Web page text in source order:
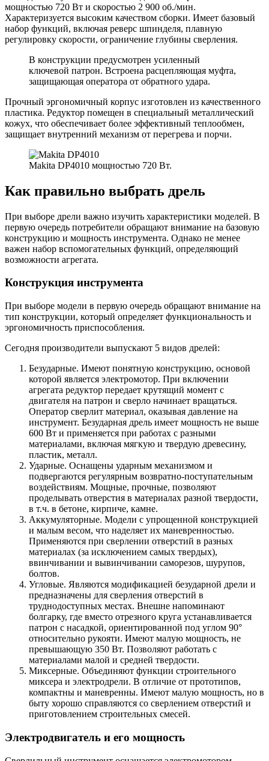
мощностью 720 Вт и скоростью 2 900 об./мин.
Характеризуется высоким качеством сборки. Имеет базовый
набор функций, включая реверс шпинделя, плавную
регулировку скорости, ограничение глубины сверления.
В конструкции предусмотрен усиленный
ключевой патрон. Встроена расцепляющая муфта,
защищающая оператора от обратного удара.
Прочный эргономичный корпус изготовлен из качественного
пластика. Редуктор помещен в специальный металлический
кожух, что обеспечивает более эффективный теплообмен,
защищает внутренний механизм от перегрева и порчи.
Makita DP4010 мощностью 720 Вт.
Как правильно выбрать дрель
При выборе дрели важно изучить характеристики моделей. В
первую очередь потребители обращают внимание на базовую
конструкцию и мощность инструмента. Однако не менее
важен набор вспомогательных функций, определяющий
возможности агрегата.
Конструкция инструмента
При выборе модели в первую очередь обращают внимание на
тип конструкции, который определяет функциональность и
эргономичность приспособления.
Сегодня производители выпускают 5 видов дрелей:
Безударные. Имеют понятную конструкцию, основой
которой является электромотор. При включении
агрегата редуктор передает крутящий момент с
двигателя на патрон и сверло начинает вращаться.
Оператор сверлит материал, оказывая давление на
инструмент. Безударная дрель имеет мощность не выше
600 Вт и применяется при работах с разными
материалами, включая мягкую и твердую древесину,
пластик, металл.
Ударные. Оснащены ударным механизмом и
подвергаются регулярным возвратно-поступательным
воздействиям. Мощные, прочные, позволяют
проделывать отверстия в материалах разной твердости,
в т.ч. в бетоне, кирпиче, камне.
Аккумуляторные. Модели с упрощенной конструкцией
и малым весом, что наделяет их маневренностью.
Применяются при сверлении отверстий в разных
материалах (за исключением самых твердых),
ввинчивании и вывинчивании саморезов, шурупов,
болтов.
Угловые. Являются модификацией безударной дрели и
предназначены для сверления отверстий в
труднодоступных местах. Внешне напоминают
болгарку, где вместо отрезного круга устанавливается
патрон с насадкой, ориентированной под углом 90°
относительно рукояти. Имеют малую мощность, не
превышающую 350 Вт. Позволяют работать с
материалами малой и средней твердости.
Миксерные. Объединяют функции строительного
миксера и электродрели. В отличие от прототипов,
компактны и маневренны. Имеют малую мощность, но в
быту хорошо справляются со сверлением отверстий и
приготовлением строительных смесей.
Электродвигатель и его мощность